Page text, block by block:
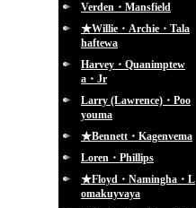
Verden・Mansfield
★Willie・Archie・Tala
haftewa
Harvey・Quanimptew
a・Jr
Larry (Lawrence)・Poo
youma
★Bennett・Kagenvema
Loren・Phillips
★Floyd・Namingha・L
omakuyvaya